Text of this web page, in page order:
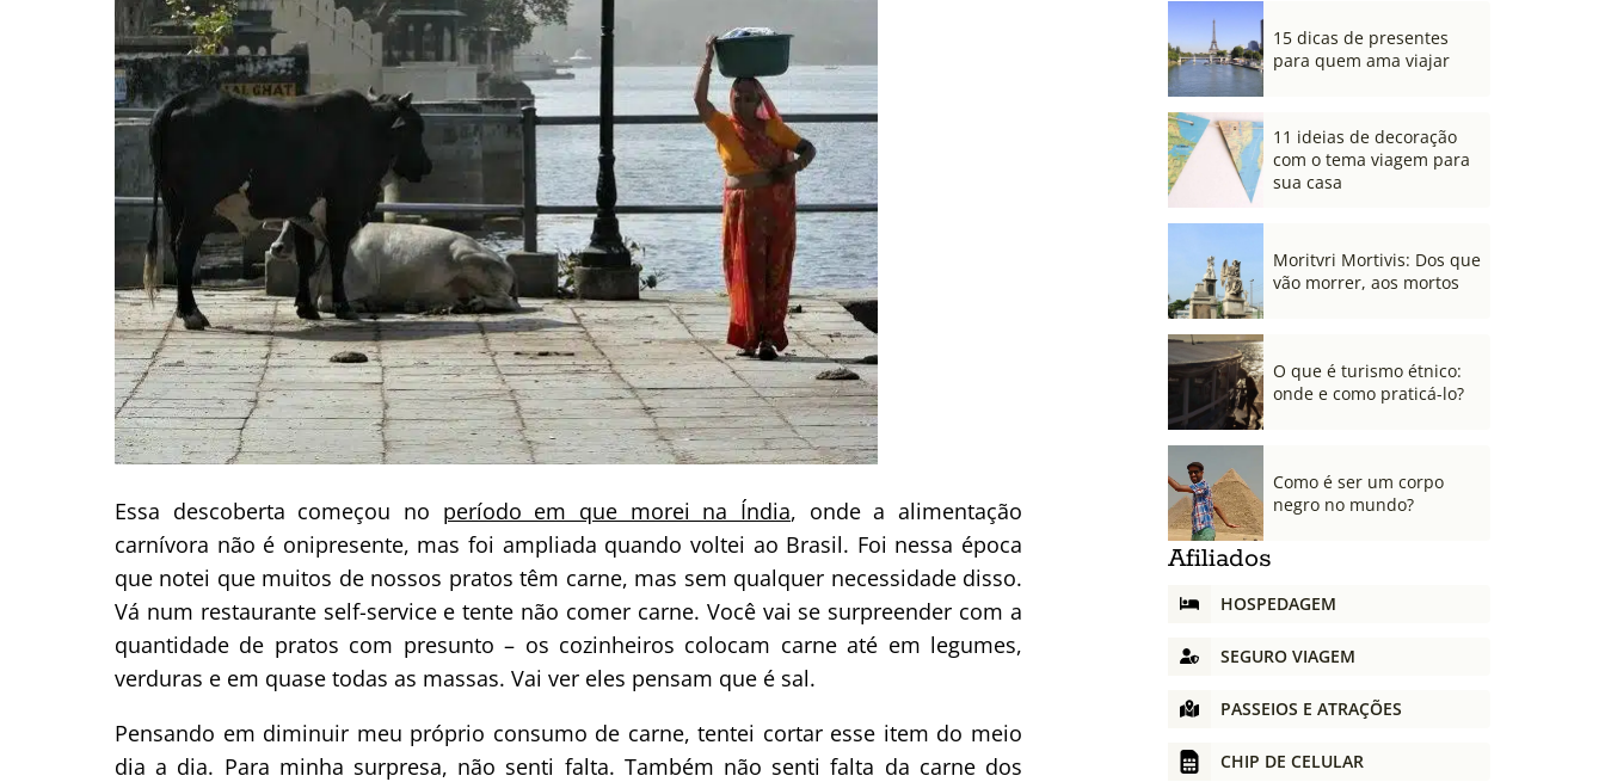
Essa descoberta começou no período em que morei na Índia, onde a alimentação
carnívora não é onipresente, mas foi ampliada quando voltei ao Brasil. Foi nessa época
que notei que muitos de nossos pratos têm carne, mas sem qualquer necessidade disso.
Vá num restaurante self-service e tente não comer carne. Você vai se surpreender com a
quantidade de pratos com presunto – os cozinheiros colocam carne até em legumes,
verduras e em quase todas as massas. Vai ver eles pensam que é sal.
Pensando em diminuir meu próprio consumo de carne, tentei cortar esse item do meio
dia a dia. Para minha surpresa, não senti falta. Também não senti falta da carne dos
15 dicas de presentes
para quem ama viajar
11 ideias de decoração
com o tema viagem para
sua casa
Moritvri Mortivis: Dos que
vão morrer, aos mortos
O que é turismo étnico:
onde e como praticá-lo?
Como é ser um corpo
negro no mundo?
Afiliados
HOSPEDAGEM
SEGURO VIAGEM
PASSEIOS E ATRAÇÕES
CHIP DE CELULAR